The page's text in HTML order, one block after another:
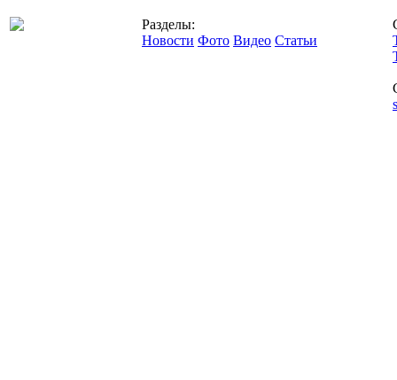
Разделы:
Новости Фото Видео Статьи